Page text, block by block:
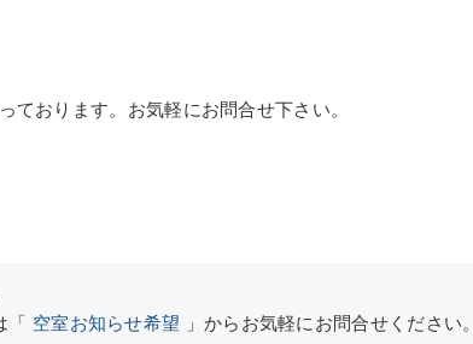
ております。お気軽にお問合せ下さい。
「 空室お知らせ希望 」からお気軽にお問合せください。